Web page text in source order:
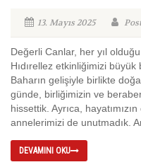
13. Mayıs 2025
Değerli Canlar, her yıl
Hıdırellez etkinliğimizi
Baharın gelişiyle birlikte
günde, birliğimizin ve
hissettik. Ayrıca,
annelerimizi de unutmadık.
DEVAMINI OKU